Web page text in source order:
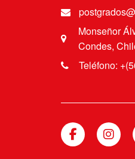
Monseñor
Condes,
Teléfono: